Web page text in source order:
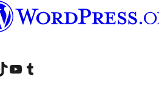
kontu
mūsu TikTok kontu
Apmeklējiet mūsu YouTube kanālu
Apmeklējiet mūsu Tumblr kontu